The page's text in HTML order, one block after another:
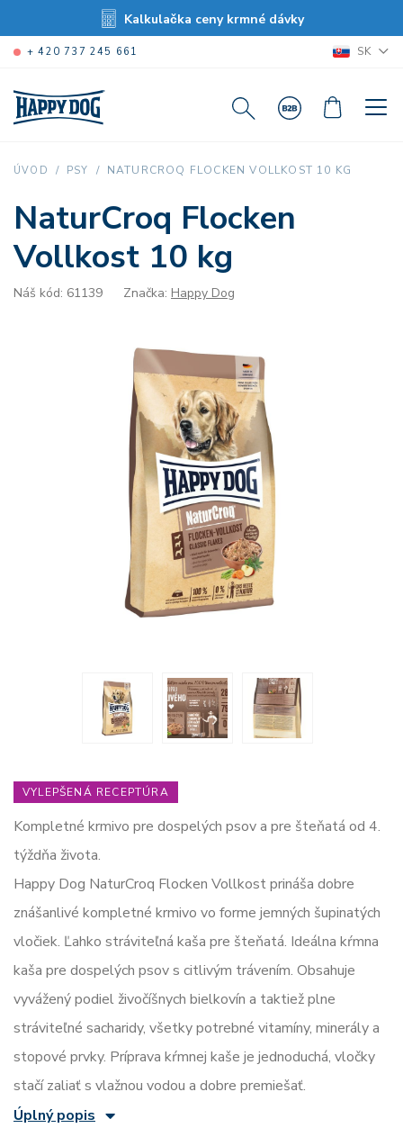
Kalkulačka ceny krmné dávky
+ 420 737 245 661 SK
ÚVOD PSY NATURCROQ FLOCKEN VOLLKOST 10 KG
NaturCroq Flocken
Vollkost 10 kg
Náš kód: 61139 Značka: Happy Dog
VYLEPŠENÁ RECEPTÚRA
Kompletné krmivo pre dospelých psov a pre šteňatá od 4.
týždňa života.
Happy Dog NaturCroq Flocken Vollkost prináša dobre
znášanlivé kompletné krmivo vo forme jemných šupinatých
vločiek. Ľahko stráviteľná kaša pre šteňatá. Ideálna kŕmna
kaša pre dospelých psov s citlivým trávením. Obsahuje
vyvážený podiel živočíšnych bielkovín a taktiež plne
stráviteľné sacharidy, všetky potrebné vitamíny, minerály a
stopové prvky. Príprava kŕmnej kaše je jednoduchá, vločky
stačí zaliať s vlažnou vodou a dobre premiešať.
Úplný popis